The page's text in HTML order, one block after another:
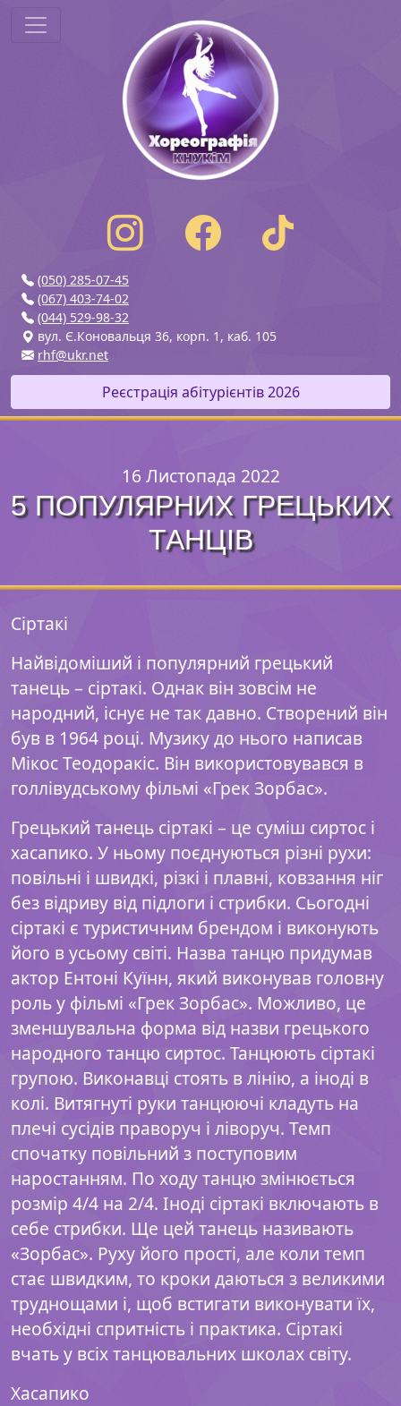
(050) 285-07-45
(067) 403-74-02
(044) 529-98-32
вул. Є.Коновальця 36, корп. 1, каб. 105
rhf@ukr.net
Реєстрація абітурієнтів 2026
16 Листопада 2022
5 ПОПУЛЯРНИХ ГРЕЦЬКИХ
ТАНЦІВ
Сіртакі
Найвідоміший і популярний грецький
танець – сіртакі. Однак він зовсім не
народний, існує не так давно. Створений він
був в 1964 році. Музику до нього написав
Мікос Теодоракіс. Він використовувався в
голлівудському фільмі «Грек Зорбас».
Грецький танець сіртакі – це суміш сиртос і
хасапико. У ньому поєднуються різні рухи:
повільні і швидкі, різкі і плавні, ковзання ніг
без відриву від підлоги і стрибки. Сьогодні
сіртакі є туристичним брендом і виконують
його в усьому світі. Назва танцю придумав
актор Ентоні Куїнн, який виконував головну
роль у фільмі «Грек Зорбас». Можливо, це
зменшувальна форма від назви грецького
народного танцю сиртос. Танцюють сіртакі
групою. Виконавці стоять в лінію, а іноді в
колі. Витягнуті руки танцюючі кладуть на
плечі сусідів праворуч і ліворуч. Темп
спочатку повільний з поступовим
наростанням. По ходу танцю змінюється
розмір 4/4 на 2/4. Іноді сіртакі включають в
себе стрибки. Ще цей танець називають
«Зорбас». Руху його прості, але коли темп
стає швидким, то кроки даються з великими
труднощами і, щоб встигати виконувати їх,
необхідні спритність і практика. Сіртакі
вчать у всіх танцювальних школах світу.
Хасапико